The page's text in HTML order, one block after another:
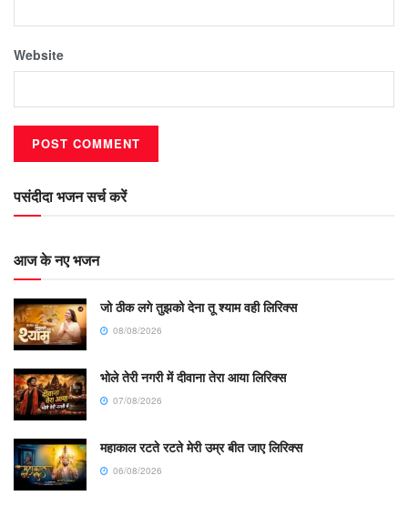
Website
पसंदीदा भजन सर्च करें
आज के नए भजन
जो ठीक लगे तुझको देना तू श्याम वही लिरिक्स
08/08/2026
भोले तेरी नगरी में दीवाना तेरा आया लिरिक्स
07/08/2026
महाकाल रटते रटते मेरी उम्र बीत जाए लिरिक्स
06/08/2026